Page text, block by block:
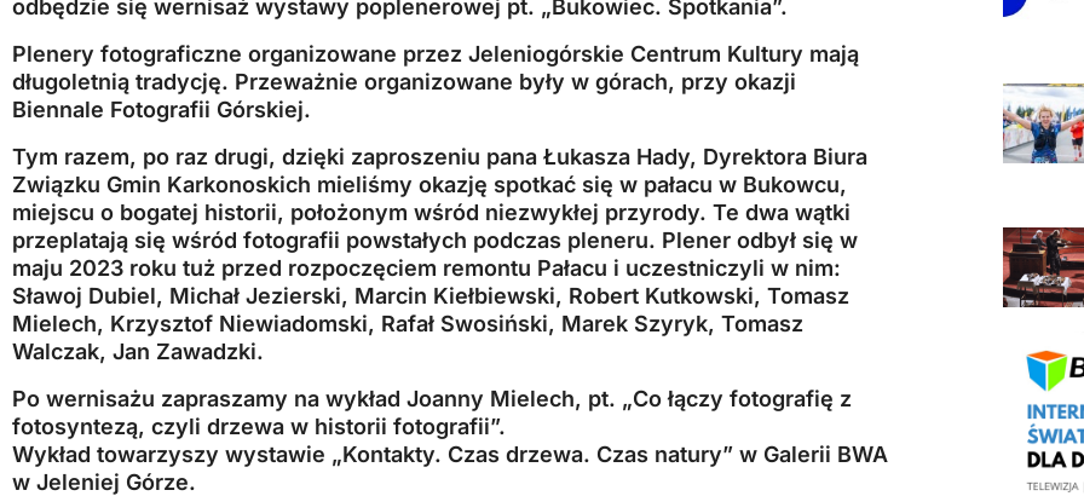
odbędzie się wernisaż wystawy poplenerowej pt. „Bukowiec. Spotkania”.
Plenery fotograficzne organizowane przez Jeleniogórskie Centrum Kultury mają
długoletnią tradycję. Przeważnie organizowane były w górach, przy okazji
Biennale Fotografii Górskiej.
Tym razem, po raz drugi, dzięki zaproszeniu pana Łukasza Hady, Dyrektora Biura
Związku Gmin Karkonoskich mieliśmy okazję spotkać się w pałacu w Bukowcu,
miejscu o bogatej historii, położonym wśród niezwykłej przyrody. Te dwa wątki
przeplatają się wśród fotografii powstałych podczas pleneru. Plener odbył się w
maju 2023 roku tuż przed rozpoczęciem remontu Pałacu i uczestniczyli w nim:
Sławoj Dubiel, Michał Jezierski, Marcin Kiełbiewski, Robert Kutkowski, Tomasz
Mielech, Krzysztof Niewiadomski, Rafał Swosiński, Marek Szyryk, Tomasz
Walczak, Jan Zawadzki.
Po wernisażu zapraszamy na wykład Joanny Mielech, pt. „Co łączy fotografię z
fotosyntezą, czyli drzewa w historii fotografii”.
Wykład towarzyszy wystawie „Kontakty. Czas drzewa. Czas natury” w Galerii BWA
w Jeleniej Górze.